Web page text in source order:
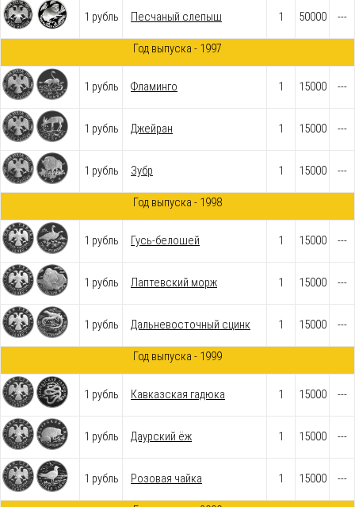
1 рубль Песчаный слепыш 1 50000 ---
Год выпуска - 1997
1 рубль Фламинго 1 15000 ---
1 рубль Джейран 1 15000 ---
1 рубль Зубр 1 15000 ---
Год выпуска - 1998
1 рубль Гусь-белошей 1 15000 ---
1 рубль Лаптевский морж 1 15000 ---
1 рубль Дальневосточный сцинк 1 15000 ---
Год выпуска - 1999
1 рубль Кавказская гадюка 1 15000 ---
1 рубль Даурский ёж 1 15000 ---
1 рубль Розовая чайка 1 15000 ---